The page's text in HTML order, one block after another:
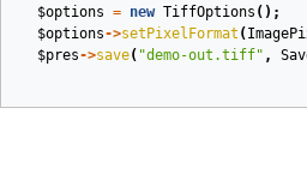
$options = new TiffOptions ();
$options->setPixelFormat (
$pres->save( "demo-out.tiff" ,